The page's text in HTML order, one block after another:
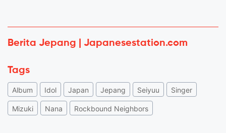
Berita Jepang | Japanesestation.com
Tags
Album Idol Japan Jepang Seiyuu Singer
Mizuki Nana Rockbound Neighbors